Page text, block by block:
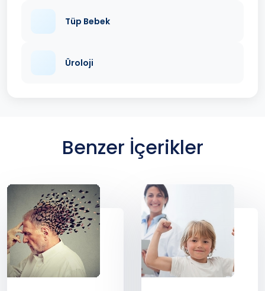
Tüp Bebek
Üroloji
Benzer İçerikler